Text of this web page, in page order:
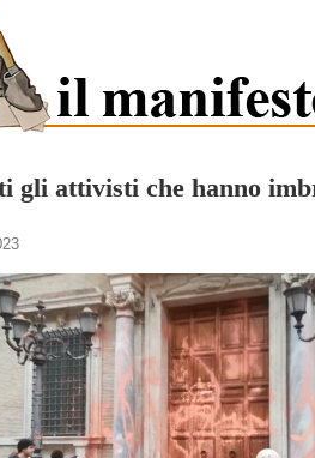
gli attivisti che hanno